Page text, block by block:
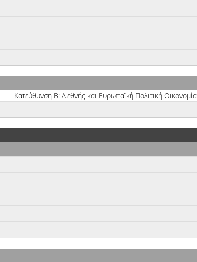
Κατεύθυνση Β: Διεθνής και Ευρωπαϊκή Πολιτική Οικονομία